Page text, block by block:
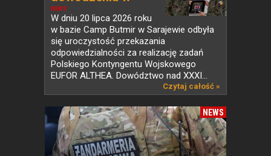
NEWS
PKW...
W dniu 20 lipca 2026 roku
w bazie Camp Butmir w Sarajewie odbyła
się uroczystość przekazania
odpowiedzialności za realizację zadań
Polskiego Kontyngentu Wojskowego
EUFOR ALTHEA. Dowództwo nad XXXI...
Czytaj całość »
NEWS